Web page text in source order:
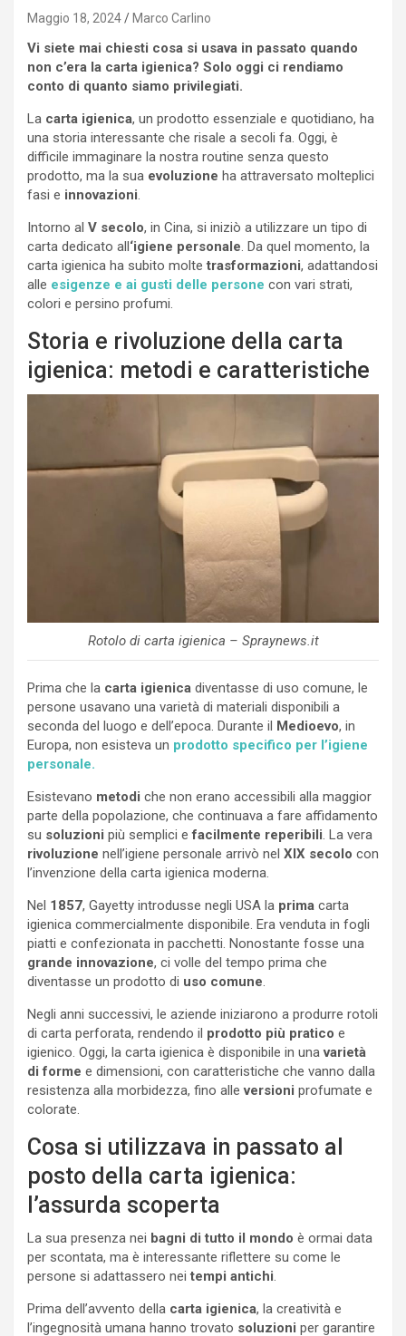
Maggio 18, 2024 Marco Carlino
Vi siete mai chiesti cosa si usava in passato quando
non c’era la carta igienica? Solo oggi ci rendiamo
conto di quanto siamo privilegiati.
La carta igienica, un prodotto essenziale e quotidiano, ha
una storia interessante che risale a secoli fa. Oggi, è
difficile immaginare la nostra routine senza questo
prodotto, ma la sua evoluzione ha attraversato molteplici
fasi e innovazioni.
Intorno al V secolo, in Cina, si iniziò a utilizzare un tipo di
carta dedicato all ‘igiene personale. Da quel momento, la
carta igienica ha subito moltetrasformazioni, adattandosi
alle esigenze e ai gusti delle persone con vari strati,
colori e persino profumi.
Storia e rivoluzione della carta
igienica: metodi e caratteristiche
Rotolo di carta igienica – Spraynews.it
Prima che la carta igienica diventasse di uso comune, le
persone usavano una varietà di materiali disponibili a
seconda del luogo e dell’epoca. Durante il Medioevo, in
Europa, non esisteva un prodotto specifico per l’igiene
personale.
Esistevano metodi che non erano accessibili alla maggior
parte della popolazione, che continuava a fare affidamento
su soluzioni più semplici efacilmente reperibili. La vera
rivoluzione nell’igiene personale arrivò nel XIX secolo con
l’invenzione della carta igienica moderna.
Nel 1857, Gayetty introdusse negli USA la prima carta
igienica commercialmente disponibile. Era venduta in fogli
piatti e confezionata in pacchetti. Nonostante fosse una
grande innovazione, ci volle del tempo prima che
diventasse un prodotto di uso comune.
Negli anni successivi, le aziende iniziarono a produrre rotoli
di carta perforata, rendendo il prodotto più pratico e
igienico. Oggi, la carta igienica è disponibile in unavarietà
di forme e dimensioni, con caratteristiche che vanno dalla
resistenza alla morbidezza, fino alleversioni profumate e
colorate.
Cosa si utilizzava in passato al
posto della carta igienica:
l’assurda scoperta
La sua presenza nei bagni di tutto il mondo è ormai data
per scontata, ma è interessante riflettere su come le
persone si adattassero neitempi antichi.
Prima dell’avvento della carta igienica, la creatività e
l’ingegnosità umana hanno trovato soluzioni per garantire